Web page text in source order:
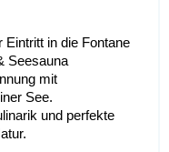
in die Fontane
Seesauna
mit
See.
und perfekte